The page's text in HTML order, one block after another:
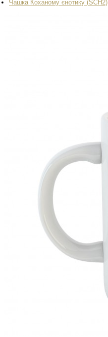
Чашка Коханому єнотику (SCH2)